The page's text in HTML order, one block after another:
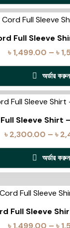
Full Sleeve
৳1,499.00 – ৳
অর্ডার করুন
Sleeve Shirt
৳2,300.00 – ৳
অর্ডার করুন
Full Sleeve
৳1,499.00 – ৳